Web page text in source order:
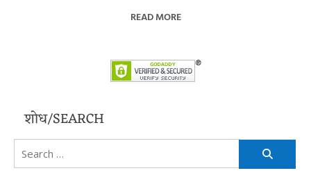
READ MORE
शोध/SEARCH
Search
for: